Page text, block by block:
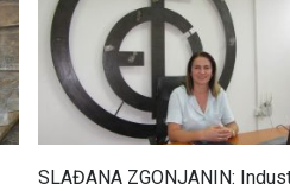
SLAĐANA ZGONJANIN: